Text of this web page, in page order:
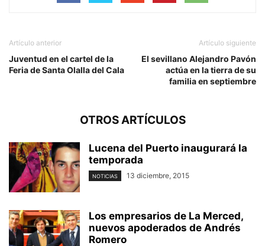
Artículo anterior
Juventud en el cartel de la
Feria de Santa Olalla del Cala
Artículo siguiente
El sevillano Alejandro Pavón
actúa en la tierra de su
familia en septiembre
OTROS ARTÍCULOS
Lucena del Puerto inaugurará la
temporada
NOTICIAS 13 diciembre, 2015
Los empresarios de La Merced,
nuevos apoderados de Andrés
Romero